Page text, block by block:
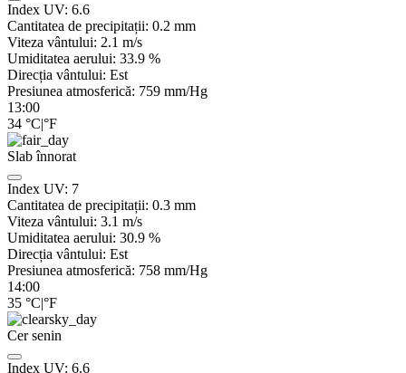
Index UV: 6.6
Cantitatea de precipitații: 0.2 mm
Viteza vântului: 2.1 m/s
Umiditatea aerului: 33.9 %
Direcția vântului: Est
Presiunea atmosferică: 759 mm/Hg
13:00
34 °C|°F
Slab înnorat
Index UV: 7
Cantitatea de precipitații: 0.3 mm
Viteza vântului: 3.1 m/s
Umiditatea aerului: 30.9 %
Direcția vântului: Est
Presiunea atmosferică: 758 mm/Hg
14:00
35 °C|°F
Cer senin
Index UV: 6.6